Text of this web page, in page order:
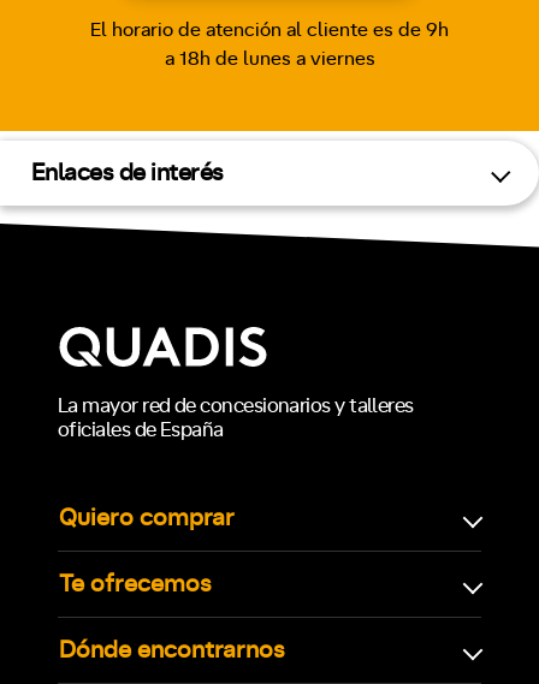
El horario de atención al cliente es de 9h
a 18h de lunes a viernes
Enlaces de interés
La mayor red de concesionarios y talleres
oficiales de España
Quiero comprar
Te ofrecemos
Dónde encontrarnos